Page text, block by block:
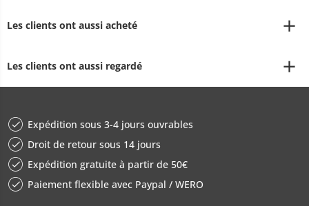
Les clients ont aussi acheté
Les clients ont aussi regardé
Expédition sous 3-4 jours ouvrables
Droit de retour sous 14 jours
Expédition gratuite à partir de 50€
Paiement flexible avec Paypal / WERO